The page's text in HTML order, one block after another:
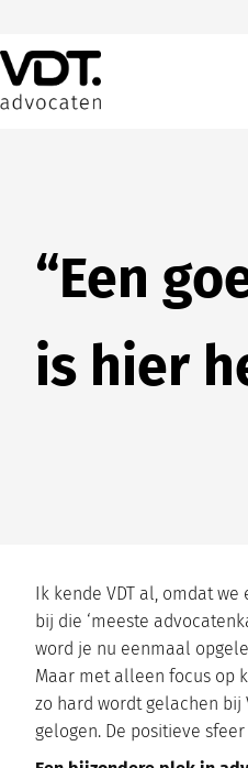
“Een
is hier
Ik kende VDT al, omdat
bij die ‘meeste
word je nu eenmaal
Maar met alleen focus op
zo hard wordt gelachen bij
gelogen. De positieve